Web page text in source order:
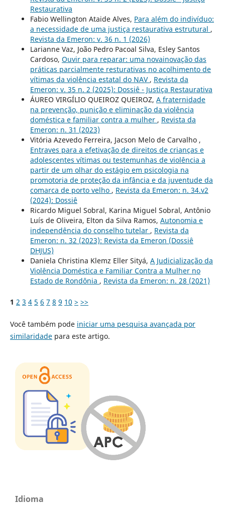
Restaurativa
Fabio Wellington Ataide Alves, Para além do indivíduo:
a necessidade de uma justiça restaurativa estrutural ,
Revista da Emeron: v. 36 n. 1 (2026)
Larianne Vaz, João Pedro Pacoal Silva, Esley Santos
Cardoso, Ouvir para reparar: uma novainovação das
práticas parcialmente resturativas no acolhimento de
vítimas da violência estatal do NAV , Revista da
Emeron: v. 35 n. 2 (2025): Dossiê - Justiça Restaurativa
ÁUREO VIRGÍLIO QUEIROZ QUEIROZ, A fraternidade
na prevenção, punição e eliminação da violência
doméstica e familiar contra a mulher , Revista da
Emeron: n. 31 (2023)
Vitória Azevedo Ferreira, Jacson Melo de Carvalho ,
Entraves para a efetivação de direitos de crianças e
adolescentes vítimas ou testemunhas de violência a
partir de um olhar do estágio em psicologia na
promotoria de proteção da infância e da juventude da
comarca de porto velho , Revista da Emeron: n. 34.v2
(2024): Dossiê
Ricardo Miguel Sobral, Karina Miguel Sobral, Antônio
Luís de Oliveira, Elton da Silva Ramos, Autonomia e
independência do conselho tutelar , Revista da
Emeron: n. 32 (2023): Revista da Emeron (Dossiê
DHJUS)
Daniela Christina Klemz Eller Sityá, A Judicialização da
Violência Doméstica e Familiar Contra a Mulher no
Estado de Rondônia , Revista da Emeron: n. 28 (2021)
1 2 3 4 5 6 7 8 9 10 > >>
Você também pode iniciar uma pesquisa avançada por
similaridadepara este artigo.
Idioma